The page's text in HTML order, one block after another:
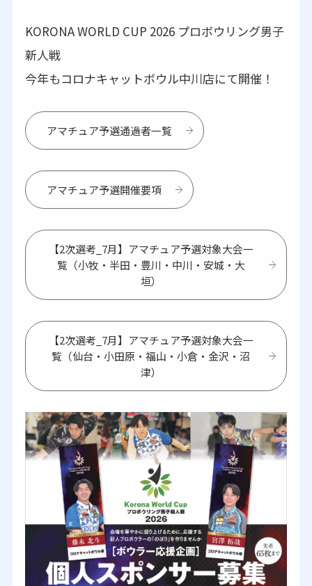
KORONA WORLD CUP 2026 プロボウリング男子
新人戦
今年もコロナキャットボウル中川店にて開催！
アマチュア予選通過者一覧
アマチュア予選開催要項
【2次選考_7月】アマチュア予選対象大会一
覧（小牧・半田・豊川・中川・安城・大
垣）
【2次選考_7月】アマチュア予選対象大会一
覧（仙台・小田原・福山・小倉・金沢・沼
津）